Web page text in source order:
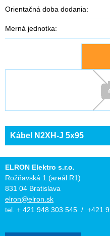
Orientačná doba dodania:
Merná jednotka:
Kábel N2XH-J 5x95
ELRON Elektro s.r.o.
Rožňavská 1 (areál R1)
831 04 Bratislava
elron@elron.sk
tel. + 421 948 303 545 / +421